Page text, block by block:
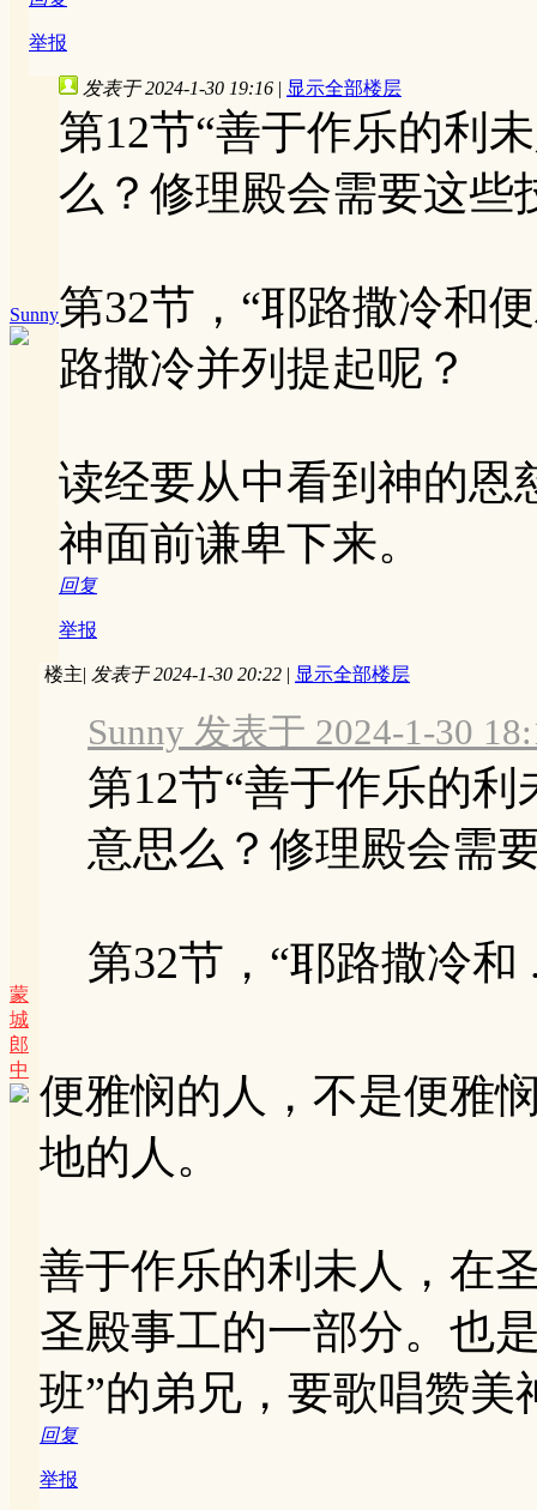
举报
Sunny
发表于 2024-1-30 19:16 | 显示全部楼层
第12节“善于作乐的利
么？修理殿会需要这些
第32节，“耶路撒冷和
路撒冷并列提起呢？
读经要从中看到神的恩
神面前谦卑下来。
回复
举报
蒙
城
郎
中
楼主| 发表于 2024-1-30 20:22 | 显示全部楼层
Sunny 发表于 2024-1-30
第12节“善于作乐的
意思么？修理殿会需
第32节，“耶路撒冷和
便雅悯的人，不是便雅
地的人。
善于作乐的利未人，在
圣殿事工的一部分。也
班”的弟兄，要歌唱赞美
回复
举报